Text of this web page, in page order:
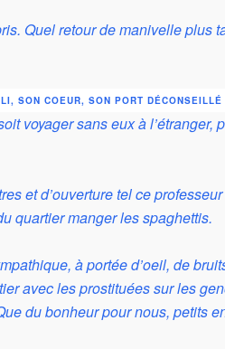
Quel retour de manivelle plus
SON COEUR, SON PORT DÉCONSEILLÉ
voyager sans eux à l’étranger,
et d’ouverture tel ce
quartier manger les spaghettis.
à portée d’oeil, de
avec les prostituées sur les
du bonheur pour nous, petits